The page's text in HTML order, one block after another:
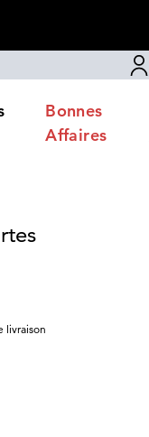
Bonnes
Affaires
livraison